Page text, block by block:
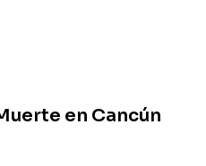
en Cancún